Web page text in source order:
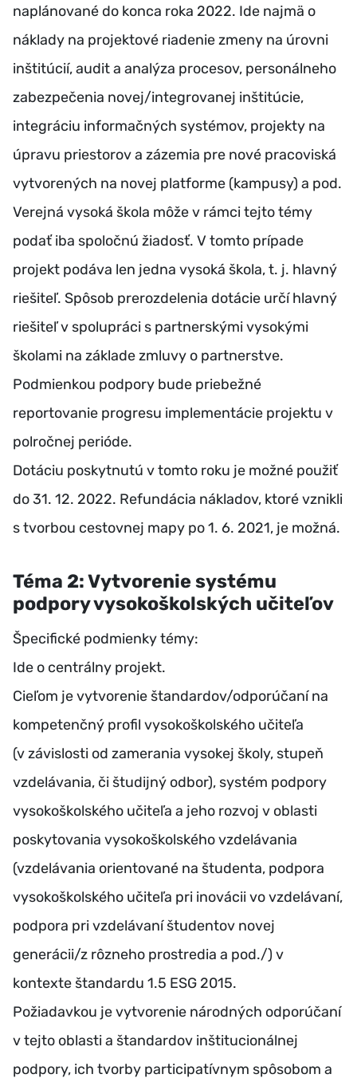
naplánované do konca roka 2022. Ide najmä o
náklady na projektové riadenie zmeny na úrovni
inštitúcií, audit a analýza procesov, personálneho
zabezpečenia novej/integrovanej inštitúcie,
integráciu informačných systémov, projekty na
úpravu priestorov a zázemia pre nové pracoviská
vytvorených na novej platforme (kampusy) a pod.
Verejná vysoká škola môže v rámci tejto témy
podať iba spoločnú žiadosť. V tomto prípade
projekt podáva len jedna vysoká škola, t. j. hlavný
riešiteľ. Spôsob prerozdelenia dotácie určí hlavný
riešiteľ v spolupráci s partnerskými vysokými
školami na základe zmluvy o partnerstve.
Podmienkou podpory bude priebežné
reportovanie progresu implementácie projektu v
polročnej perióde.
Dotáciu poskytnutú v tomto roku je možné použiť
do 31. 12. 2022. Refundácia nákladov, ktoré vznikli
s tvorbou cestovnej mapy po 1. 6. 2021, je možná.
Téma 2: Vytvorenie systému
podpory vysokoškolských učiteľov
Špecifické podmienky témy:
Ide o centrálny projekt.
Cieľom je vytvorenie štandardov/odporúčaní na
kompetenčný profil vysokoškolského učiteľa
(v závislosti od zamerania vysokej školy, stupeň
vzdelávania, či študijný odbor), systém podpory
vysokoškolského učiteľa a jeho rozvoj v oblasti
poskytovania vysokoškolského vzdelávania
(vzdelávania orientované na študenta, podpora
vysokoškolského učiteľa pri inovácii vo vzdelávaní,
podpora pri vzdelávaní študentov novej
generácii/z rôzneho prostredia a pod./) v
kontexte štandardu 1.5 ESG 2015.
Požiadavkou je vytvorenie národných odporúčaní
v tejto oblasti a štandardov inštitucionálnej
podpory, ich tvorby participatívnym spôsobom a